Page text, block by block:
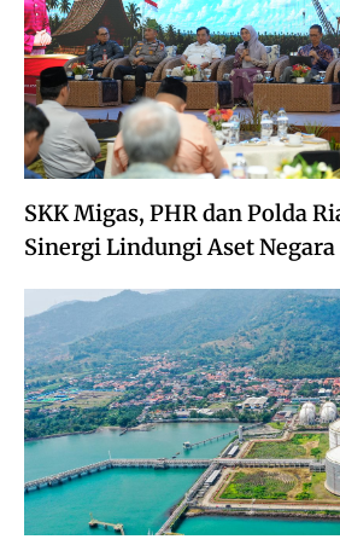
SKK Migas, PHR dan Polda
Sinergi Lindungi Aset Negara